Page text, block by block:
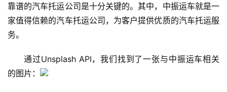
靠谱的汽车托运公司是十分关键的。其中，中振运车就是一
家值得信赖的汽车托运公司，为客户提供优质的汽车托运服
务。
通过Unsplash API，我们找到了一张与中振运车相关
的图片：